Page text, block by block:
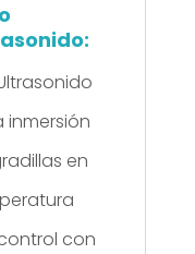
en
con